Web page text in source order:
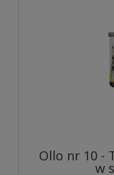
Ollo nr 10 -
w